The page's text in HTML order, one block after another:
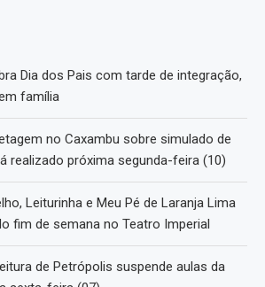
Dia dos Pais com tarde de integração,
família
no Caxambu sobre simulado de
realizado próxima segunda-feira (10)
Leiturinha e Meu Pé de Laranja Lima
fim de semana no Teatro Imperial
de Petrópolis suspende aulas da